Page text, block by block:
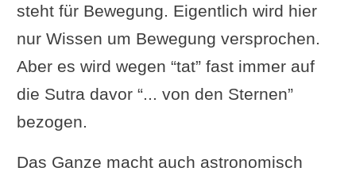
steht für Bewegung. Eigentlich wird hier
nur Wissen um Bewegung versprochen.
Aber es wird wegen “tat” fast immer auf
die Sutra davor “... von den Sternen”
bezogen.
Das Ganze macht auch astronomisch